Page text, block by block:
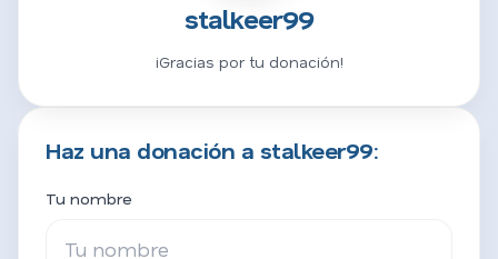
stalkeer99
¡Gracias por tu donación!
Haz una donación a stalkeer99:
Tu nombre